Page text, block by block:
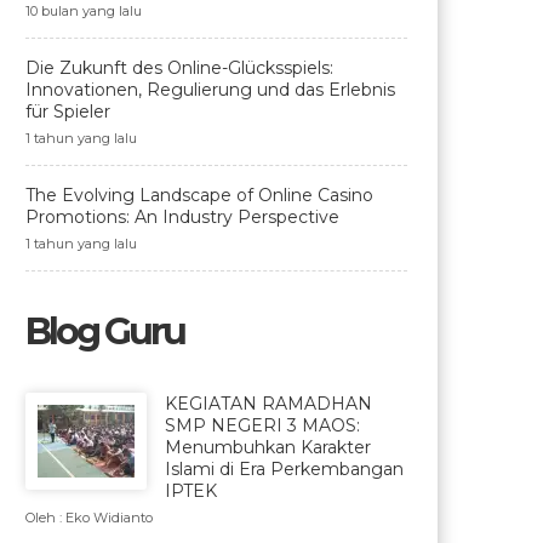
10 bulan yang lalu
Die Zukunft des Online-Glücksspiels:
Innovationen, Regulierung und das Erlebnis
für Spieler
1 tahun yang lalu
The Evolving Landscape of Online Casino
Promotions: An Industry Perspective
1 tahun yang lalu
Blog Guru
KEGIATAN RAMADHAN
SMP NEGERI 3 MAOS:
Menumbuhkan Karakter
Islami di Era Perkembangan
IPTEK
Oleh : Eko Widianto